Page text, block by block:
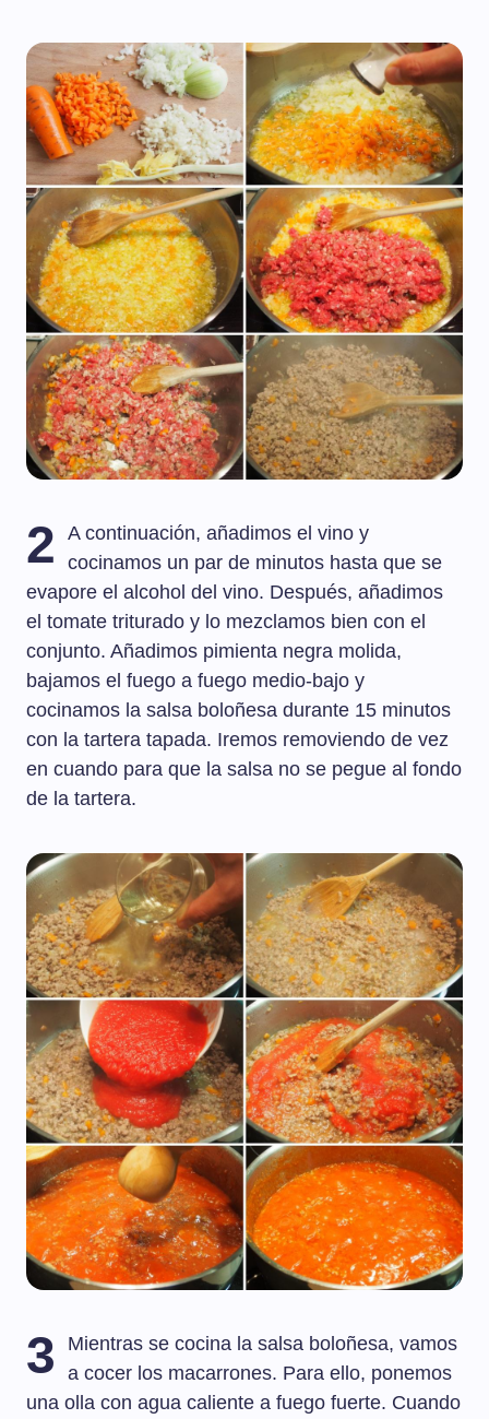
2
A continuación, añadimos el vino y
cocinamos un par de minutos hasta que se
evapore el alcohol del vino. Después, añadimos
el tomate triturado y lo mezclamos bien con el
conjunto. Añadimos pimienta negra molida,
bajamos el fuego a fuego medio-bajo y
cocinamos la salsa boloñesa durante 15 minutos
con la tartera tapada. Iremos removiendo de vez
en cuando para que la salsa no se pegue al fondo
de la tartera.
3
Mientras se cocina la salsa boloñesa, vamos
a cocer los macarrones. Para ello, ponemos
una olla con agua caliente a fuego fuerte. Cuando